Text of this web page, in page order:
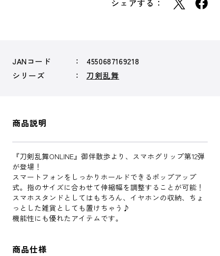
シェアする：
JANコード
4550687169218
シリーズ
刀剣乱舞
商品説明
『刀剣乱舞ONLINE』御伴散歩より、スマホグリップ第12弾
が登場！
スマートフォンをしっかりホールドできるポップアップ
式。指のサイズに合わせて伸縮幅を調整することが可能！
スマホスタンドとしてはもちろん、イヤホンの収納、ちょ
っとした雑貨としても置けちゃう♪
機能性にも優れたアイテムです。
商品仕様